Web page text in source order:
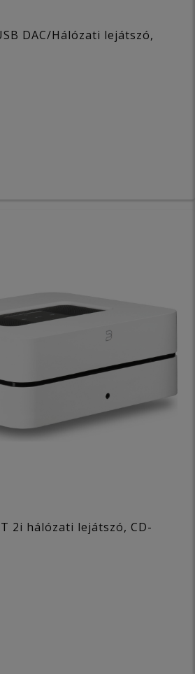
DAC/Hálózati lejátszó,
2i hálózati lejátszó, CD-